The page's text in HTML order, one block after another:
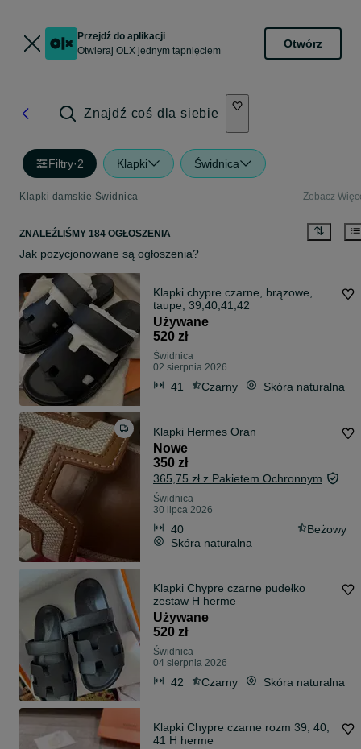
Przejdź do aplikacji
Otwieraj OLX jednym tapnięciem
Otwórz
Znajdź coś dla siebie
Filtry·2 Klapki Świdnica
Klapki damskie Świdnica Zobacz
ZNALEŹLIŚMY 184 OGŁOSZENIA
Jak pozycjonowane są ogłoszenia?
Klapki chypre czarne, brązowe,
taupe, 39,40,41,42
Używane
520 zł
Świdnica
02 sierpnia 2026
41 Czarny Skóra naturalna
Klapki Hermes Oran
Nowe
350 zł
365,75 zł z Pakietem Ochronnym
Świdnica
30 lipca 2026
40
Beżowy
Skóra naturalna
Klapki Chypre czarne pudełko
zestaw H herme
Używane
520 zł
Świdnica
04 sierpnia 2026
42 Czarny Skóra naturalna
Klapki Chypre czarne rozm 39, 40,
41 H herme